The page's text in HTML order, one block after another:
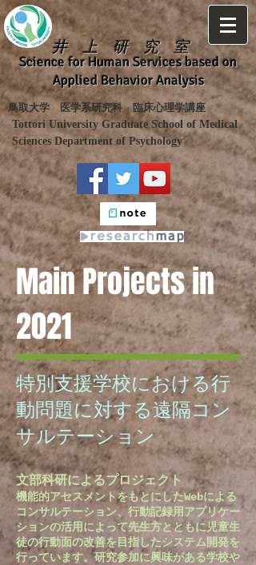
井 上 研 究 室
Science for Human Services based on
Applied Behavior Analysis
​鳥取大学 医学系研究科 臨床心理学講座
Tottori University Graduate School of Medical
Sciences Department of Psychology
Main Projects in
2021
​特別支援学校における行
動問題に対する遠隔コン
サルテーション
文部科研によるプロジェクト
機能的アセスメントをもとにしたWebによる
コンサルテーション、行動記録用アプリケー
ションの活用によって先生方とともに児童生
徒の行動面の改善を目指したシステム開発を
行っています。研究参加に興味がある学校や